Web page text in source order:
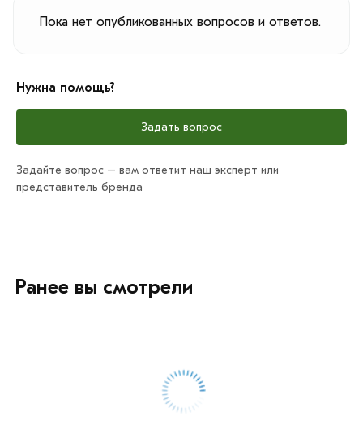
Пока нет опубликованных вопросов и ответов.
Нужна помощь?
Задать вопрос
Задайте вопрос – вам ответит наш эксперт или
представитель бренда
Ранее вы смотрели